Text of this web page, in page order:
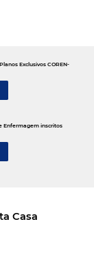
Exclusivos COREN-
Enfermagem inscritos
Casa